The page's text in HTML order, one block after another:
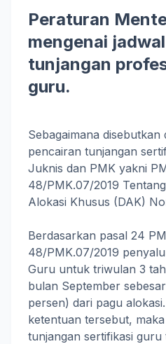
Peraturan
mengenai
tunjangan
guru.
Sebagaimana
pencairan tunjangan
Juknis dan PMK yakni
48/PMK.07/2019
Alokasi Khusus (DAK)
Berdasarkan pasal 24
48/PMK.07/2019
Guru untuk triwulan 3
bulan September
persen) dari pagu
ketentuan tersebut,
tunjangan sertifikasi guru